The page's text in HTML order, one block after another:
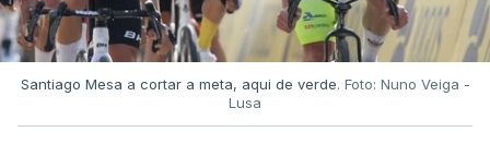
Santiago Mesa a cortar a meta, aqui de verde. Foto: Nuno Veiga -
Lusa